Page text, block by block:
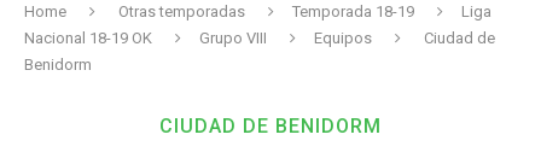
Home Otras temporadas Temporada 18-19
Liga
Nacional 18-19 OK
Grupo VIII Equipos
Ciudad de
Benidorm
CIUDAD DE BENIDORM